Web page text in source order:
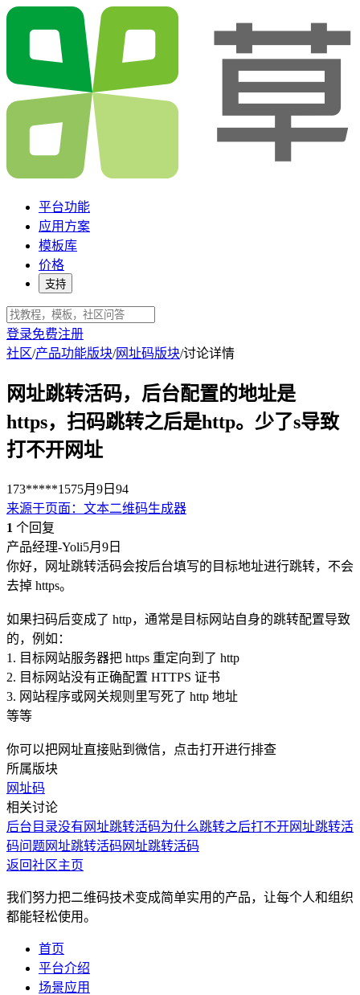
平台功能
应用方案
模板库
价格
支持
登录免费注册
社区/产品功能版块/网址码版块/讨论详情
网址跳转活码，后台配置的地址是
https，扫码跳转之后是http。少了s导致
打不开网址
173*****1575月9日 94
来源于页面 ： 文本二维码生成器
1 个回复
产品经理-Yoli5月9日
你好，网址跳转活码会按后台填写的目标地址进行跳转，不会
去掉 https。
如果扫码后变成了 http，通常是目标网站自身的跳转配置导致
的，例如：
1. 目标网站服务器把 https 重定向到了 http
2. 目标网站没有正确配置 HTTPS 证书
3. 网站程序或网关规则里写死了 http 地址
等等
你可以把网址直接贴到微信，点击打开进行排查
所属版块
网址码
相关讨论
后台目录没有网址跳转活码为什么跳转之后打不开网址跳转活
码问题 网址跳转活码 网址跳转活码
返回社区主页
我们努力把二维码技术变成简单实用的产品，让每个人和组织
都能轻松使用。
首页
平台介绍
场景应用